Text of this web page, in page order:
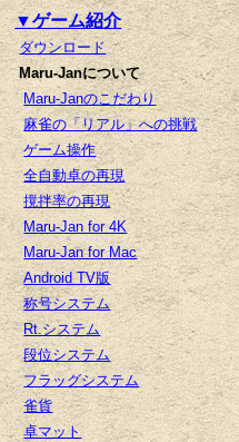
▼ゲーム紹介
ダウンロード
Maru-Janについて
Maru-Janのこだわり
麻雀の「リアル」への挑戦
ゲーム操作
全自動卓の再現
撹拌率の再現
Maru-Jan for 4K
Maru-Jan for Mac
Android TV版
称号システム
Rt.システム
段位システム
フラッグシステム
雀貨
卓マット